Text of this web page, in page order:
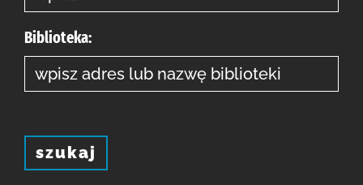
Biblioteka:
szukaj